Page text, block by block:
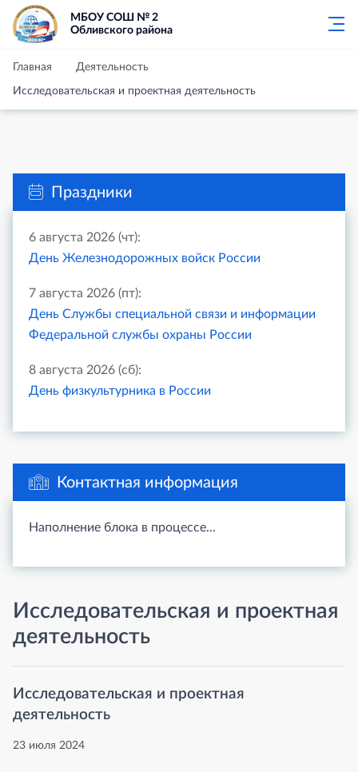
МБОУ СОШ № 2
Обливского района
Главная Деятельность
Исследовательская и проектная деятельность
Праздники
6 августа 2026 (чт):
День Железнодорожных войск России
7 августа 2026 (пт):
День Службы специальной связи и информации
Федеральной службы охраны России
8 августа 2026 (сб):
День физкультурника в России
Контактная информация
Наполнение блока в процессе...
Исследовательская и проектная
деятельность
Исследовательская и проектная
деятельность
23 июля 2024